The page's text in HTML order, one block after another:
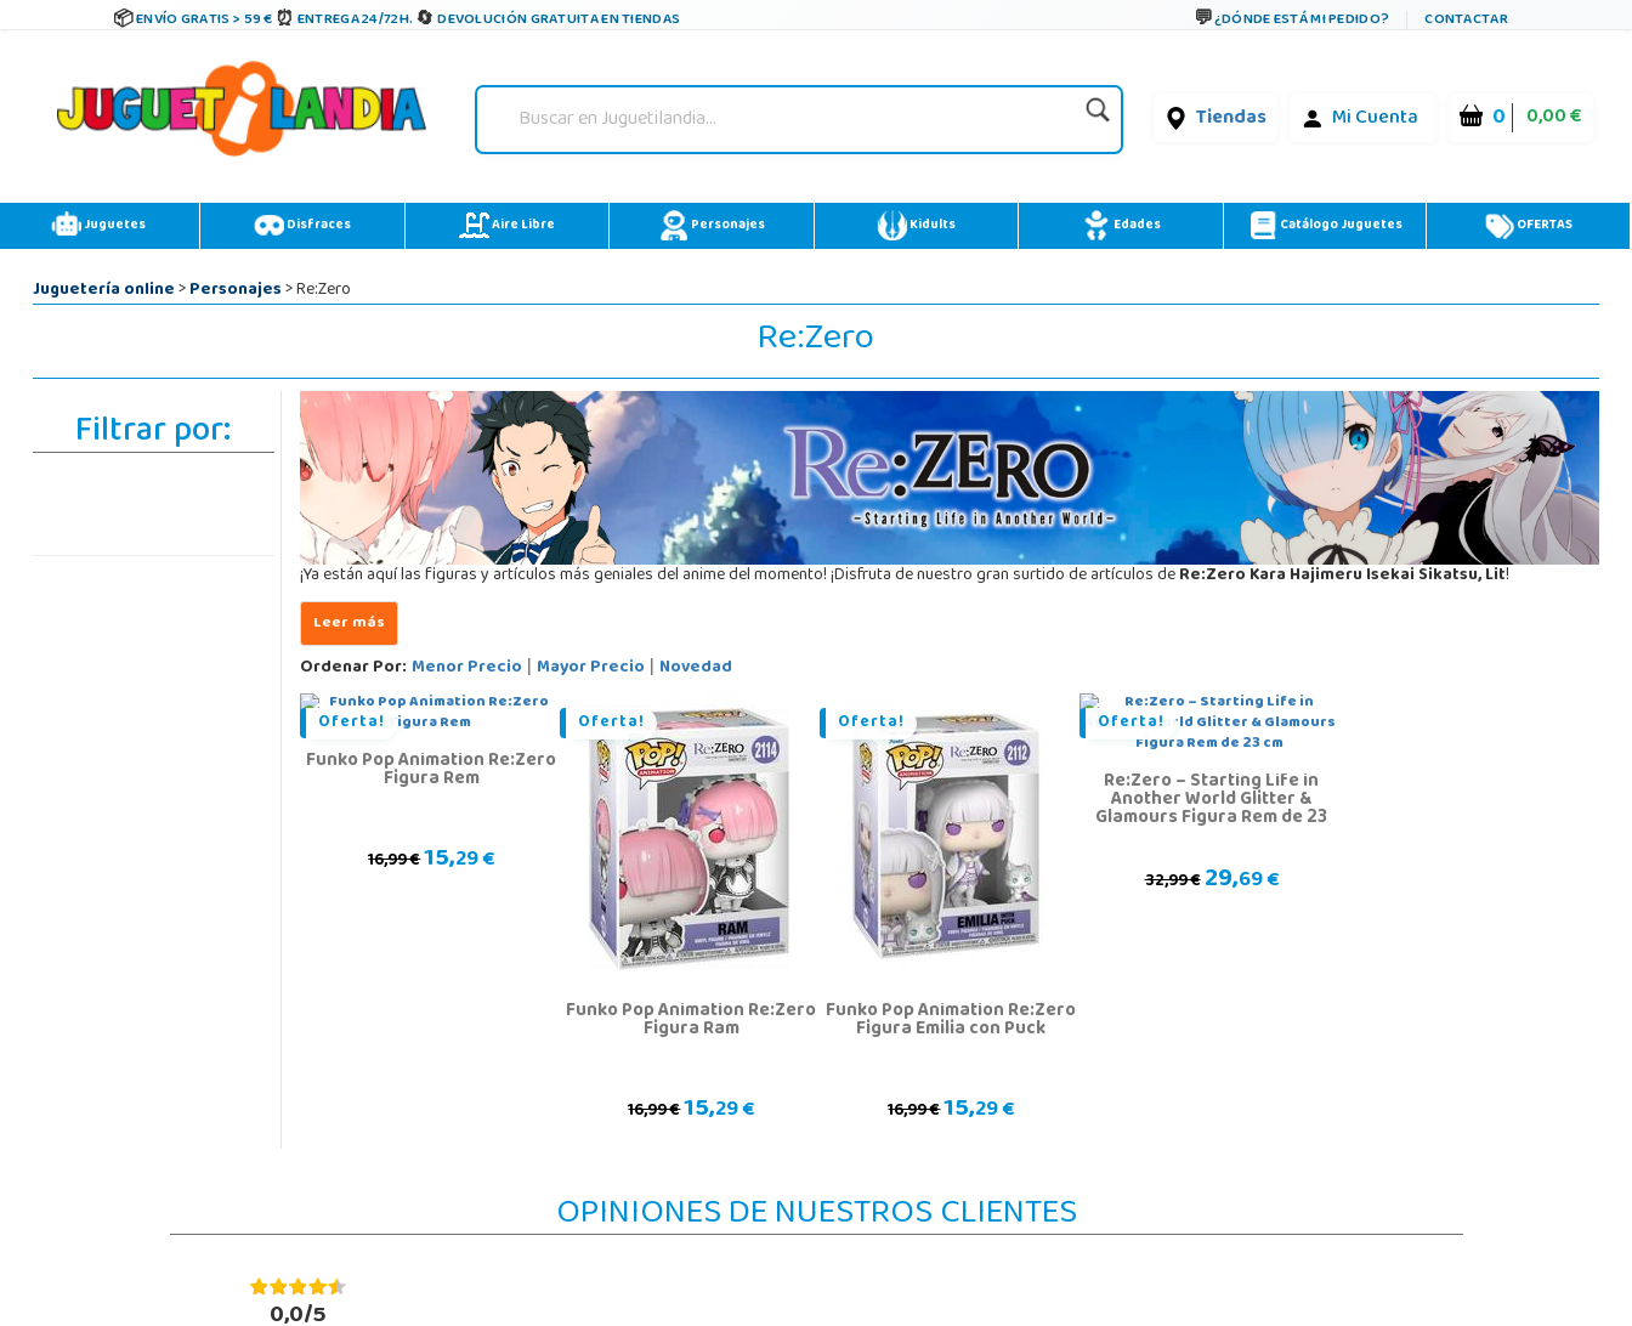
ENVÍO GRATIS > 59 € ENTREGA 24/72H. DEVOLUCIÓN GRATUITA EN TIENDAS ¿DÓNDE ESTÁ MI PEDIDO? CONTACTAR
Tiendas Mi Cuenta 0 0,00 €
Juguetes Disfraces Aire Libre Personajes Kidults Edades Catálogo Juguetes OFERTAS
Juguetería online>Personajes> Re:Zero
Re:Zero
Filtrar por:
¡Ya están aquí las figuras y artículos más geniales del anime del momento! ¡Disfruta de nuestro gran surtido de artículos deRe:Zero Kara Hajimeru Isekai Sikatsu, Lit!
Ordenar Por: Menor Precio | Mayor Precio | Novedad
Oferta!
Funko Pop Animation Re:Zero
Figura Rem
16,99 €15,29 €
Oferta!
Funko Pop Animation Re:Zero
Figura Ram
16,99 €15,29 €
Oferta!
Funko Pop Animation Re:Zero
Figura Emilia con Puck
16,99 €15,29 €
Oferta!
Re:Zero – Starting Life in
Another World Glitter &
Glamours Figura Rem de 23
cm
32,99 €29,69 €
OPINIONES DE NUESTROS CLIENTES